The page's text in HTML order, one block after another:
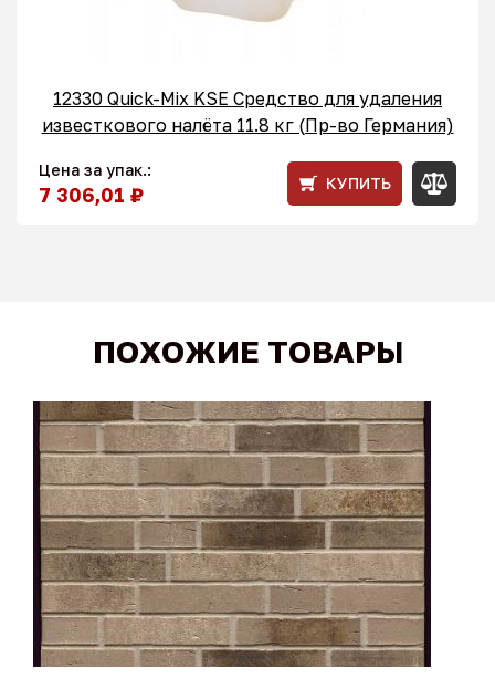
12330 Quick-Mix KSE Средство для удаления
известкового налёта 11.8 кг (Пр-во Германия)
Цена за упак.:
7 306,01 ₽ КУПИТЬ
ПОХОЖИЕ ТОВАРЫ